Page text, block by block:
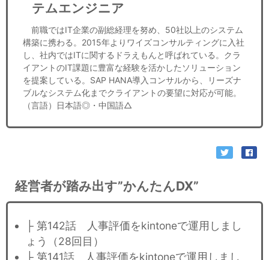
テムエンジニア
前職ではIT企業の副総経理を努め、50社以上のシステム
構築に携わる。2015年よりワイズコンサルティングに入社
し、社内ではITに関するドラえもんと呼ばれている。クラ
イアントのIT課題に豊富な経験を活かしたソリューション
を提案している。SAP HANA導入コンサルから、リーズナ
ブルなシステム化までクライアントの要望に対応が可能。
（言語）日本語◎・中国語△
経営者が踏み出す”かんたんDX”
├ 第142話 人事評価をkintoneで運用しまし
ょう（28回目）
├ 第141話 人事評価をkintoneで運用しまし